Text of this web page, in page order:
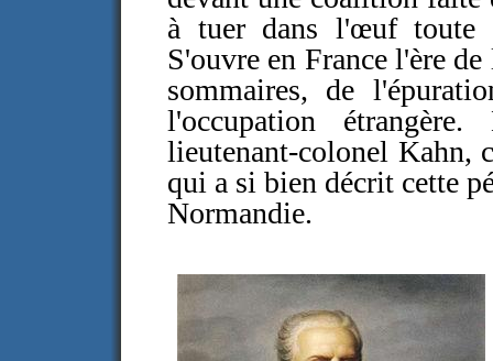
à tuer dans l'œuf toute
S'ouvre en France l'ère
sommaires, de
l'occupation
lieutenant-colonel Kahn,
qui a si bien décrit cette
Normandie.